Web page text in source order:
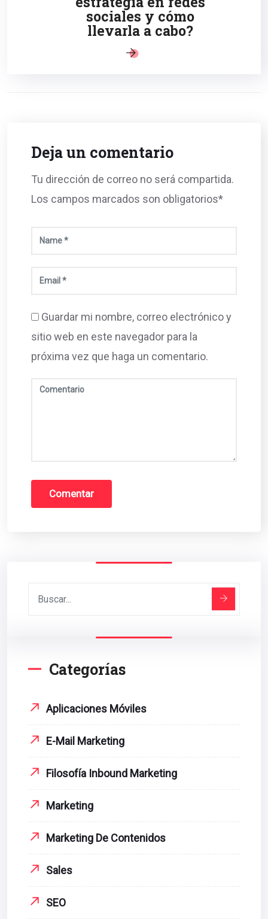
sociales y cómo
llevarla a cabo?
Deja un comentario
Tu dirección de correo no será compartida.
Los campos marcados son obligatorios*
Guardar mi nombre, correo electrónico y
sitio web en este navegador para la
próxima vez que haga un comentario.
Categorías
Aplicaciones Móviles
E-Mail Marketing
Filosofía Inbound Marketing
Marketing
Marketing De Contenidos
Sales
SEO